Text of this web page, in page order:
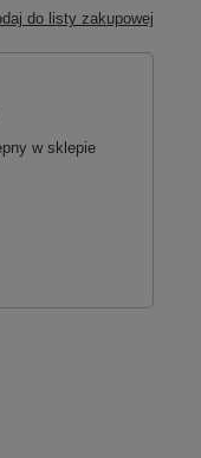
do listy zakupowej
w sklepie